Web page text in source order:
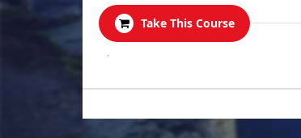
Take This Course
.